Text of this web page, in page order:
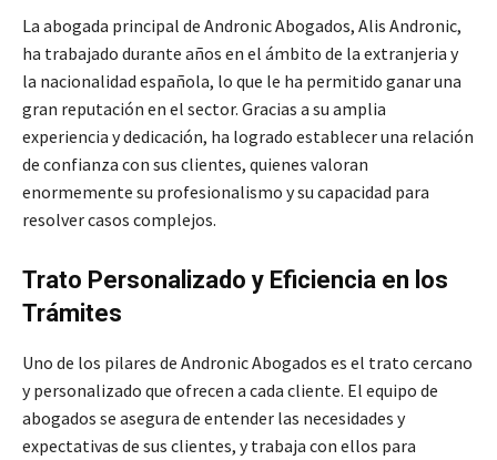
La abogada principal de Andronic Abogados, Alis Andronic,
ha trabajado durante años en el ámbito de la extranjeria y
la nacionalidad española, lo que le ha permitido ganar una
gran reputación en el sector. Gracias a su amplia
experiencia y dedicación, ha logrado establecer una relación
de confianza con sus clientes, quienes valoran
enormemente su profesionalismo y su capacidad para
resolver casos complejos.
Trato Personalizado y Eficiencia en los
Trámites
Uno de los pilares de Andronic Abogados es el trato cercano
y personalizado que ofrecen a cada cliente. El equipo de
abogados se asegura de entender las necesidades y
expectativas de sus clientes, y trabaja con ellos para